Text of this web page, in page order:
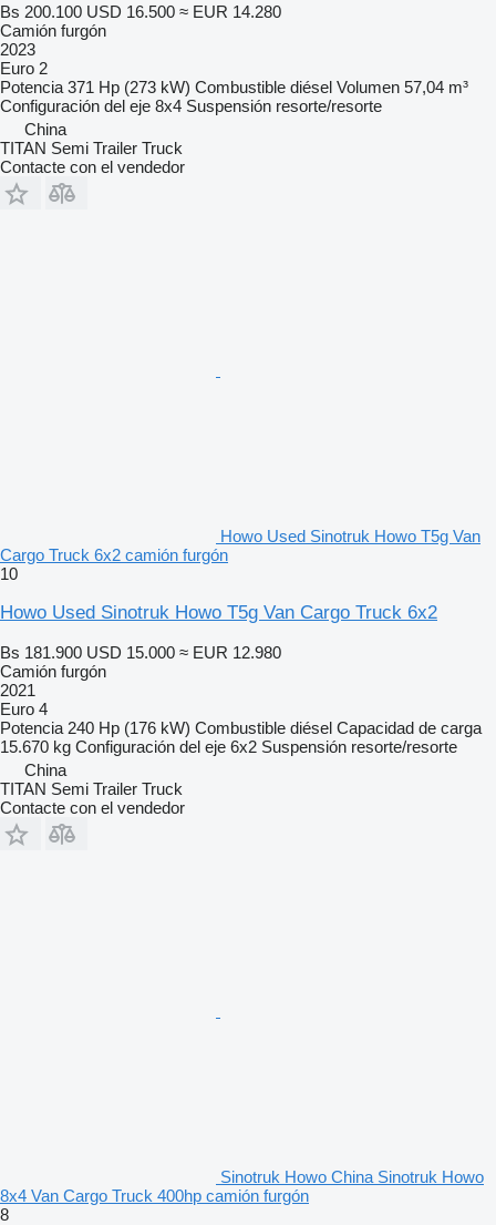
Bs 200.100 USD 16.500 ≈ EUR 14.280
Camión furgón
2023
Euro 2
Potencia 371 Hp (273 kW) Combustible diésel Volumen 57,04 m³
Configuración del eje 8x4 Suspensión resorte/resorte
China
TITAN Semi Trailer Truck
Contacte con el vendedor
Howo Used Sinotruk Howo T5g Van
Cargo Truck 6x2 camión furgón
10
Howo Used Sinotruk Howo T5g Van Cargo Truck 6x2
Bs 181.900 USD 15.000 ≈ EUR 12.980
Camión furgón
2021
Euro 4
Potencia 240 Hp (176 kW) Combustible diésel Capacidad de carga
15.670 kg Configuración del eje 6x2 Suspensión resorte/resorte
China
TITAN Semi Trailer Truck
Contacte con el vendedor
Sinotruk Howo China Sinotruk Howo
8x4 Van Cargo Truck 400hp camión furgón
8